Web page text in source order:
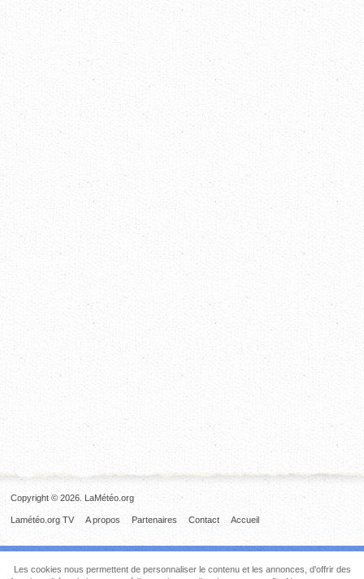
Copyright © 2026. LaMétéo.org
Accueil
Contact
Partenaires
A propos
Lamétéo.org TV
Les cookies nous permettent de personnaliser le contenu et les annonces, d'offrir des